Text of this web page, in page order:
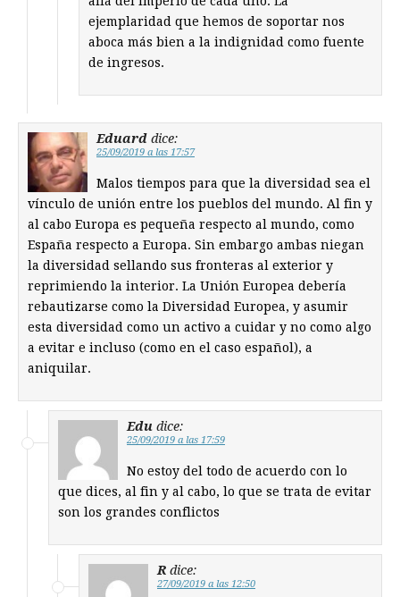
ejemplaridad que hemos de soportar nos
aboca más bien a la indignidad como fuente
de ingresos.
Eduard dice:
25/09/2019 a las 17:57
Malos tiempos para que la diversidad sea el
vínculo de unión entre los pueblos del mundo. Al fin y
al cabo Europa es pequeña respecto al mundo, como
España respecto a Europa. Sin embargo ambas niegan
la diversidad sellando sus fronteras al exterior y
reprimiendo la interior. La Unión Europea debería
rebautizarse como la Diversidad Europea, y asumir
esta diversidad como un activo a cuidar y no como algo
a evitar e incluso (como en el caso español), a
aniquilar.
Edu dice:
25/09/2019 a las 17:59
No estoy del todo de acuerdo con lo
que dices, al fin y al cabo, lo que se trata de evitar
son los grandes conflictos
R dice:
27/09/2019 a las 12:50